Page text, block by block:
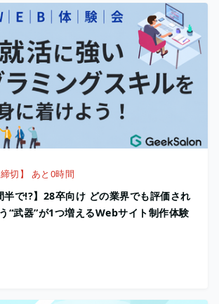
締切】 あと0時間
半で!?】28卒向け どの業界でも評価され
“武器”が1つ増えるWebサイト制作体験